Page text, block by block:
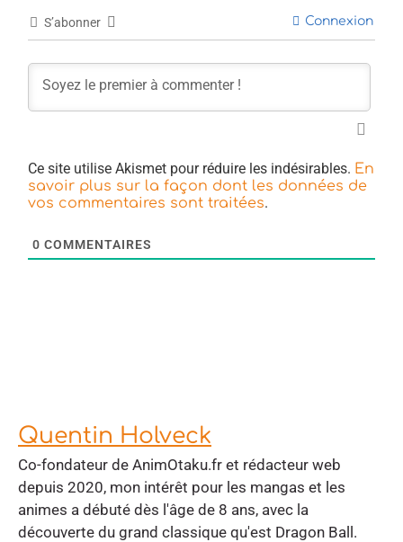
S’abonner Connexion
Ce site utilise Akismet pour réduire les indésirables. En
savoir plus sur la façon dont les données de
vos commentaires sont traitées.
0 COMMENTAIRES
Quentin Holveck
Co-fondateur de AnimOtaku.fr et rédacteur web
depuis 2020, mon intérêt pour les mangas et les
animes a débuté dès l'âge de 8 ans, avec la
découverte du grand classique qu'est Dragon Ball.